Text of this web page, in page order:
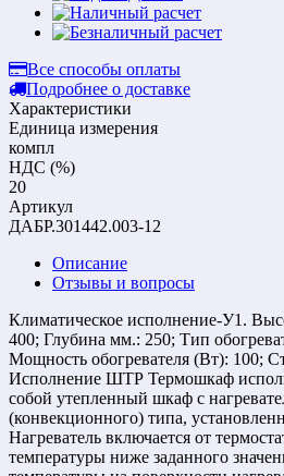
Все способы оплаты
Подробнее о доставке
Характеристики
Единица измерения
компл
НДС (%)
20
Артикул
ДАБР.301442.003-12
Описание
Отзывы и вопросы
Климатическое исполнение-У1.
400; Глубина мм.: 250; Тип
Мощность обогревателя (Вт): 100;
Исполнение ШТР Термошкаф
собой утепленный шкаф с
(конвекционного) типа,
Нагреватель включается от
температуры ниже заданного